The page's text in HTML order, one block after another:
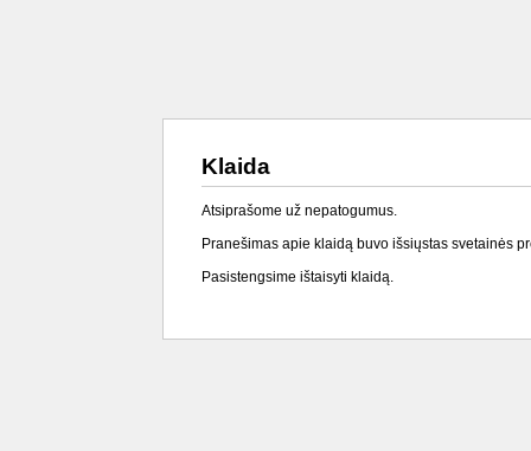
Klaida
Atsiprašome už nepatogumus.
Pranešimas apie klaidą buvo išsiųstas svetainės
Pasistengsime ištaisyti klaidą.